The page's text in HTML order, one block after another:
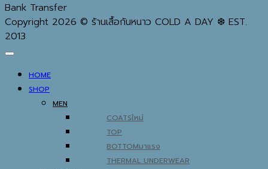
Bank Transfer
Copyright 2026 © ร้านเสื้อกันหนาว COLD A DAY ❆ EST.
2013
HOME
SHOP
MEN
COATS
TOP
BOTTOM
THERMAL UNDERWEAR